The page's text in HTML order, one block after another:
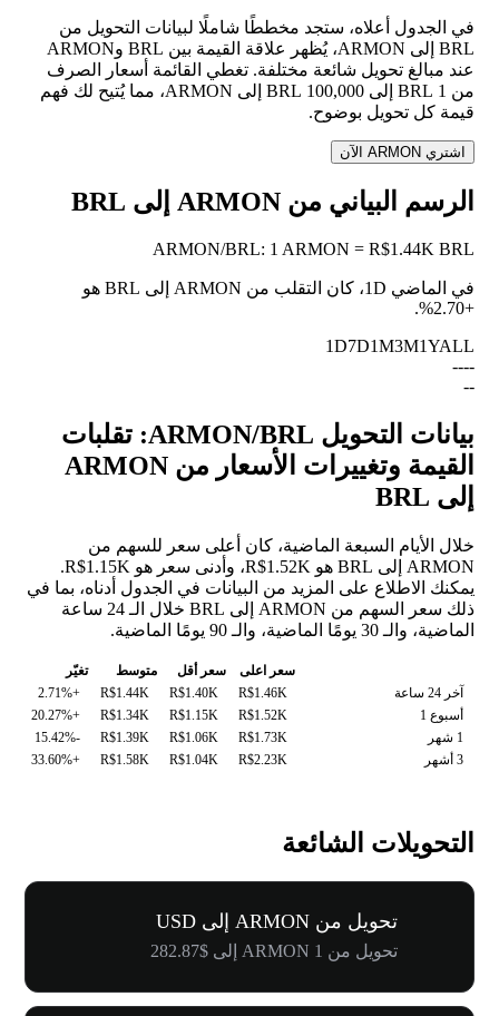
في الجدول أعلاه، ستجد مخططًا شاملًا لبيانات التحويل من
BRL إلى ARMON، يُظهر علاقة القيمة بين BRL وARMON
عند مبالغ تحويل شائعة مختلفة. تغطي القائمة أسعار الصرف
من 1 BRL إلى 100,000 BRL إلى ARMON، مما يُتيح لك فهم
قيمة كل تحويل بوضوح.
اشتري ARMON الآن
الرسم البياني من ARMON إلى BRL
ARMON/BRL: 1 ARMON = R$1.44K BRL
في الماضي 1D، كان التقلب من ARMON إلى BRL هو
+2.70%
.
1D7D1M3M1YALL
--
--
--
بيانات التحويل ARMON/BRL: تقلبات
القيمة وتغييرات الأسعار من ARMON
إلى BRL
خلال الأيام السبعة الماضية، كان أعلى سعر للسهم من
ARMON إلى BRL هو R$1.52K، وأدنى سعر هو R$1.15K.
يمكنك الاطلاع على المزيد من البيانات في الجدول أدناه، بما في
ذلك سعر السهم من ARMON إلى BRL خلال الـ 24 ساعة
الماضية، والـ 30 يومًا الماضية، والـ 90 يومًا الماضية.
سعر اعلى سعر أقل متوسط
تغيّر
آخر 24 ساعة
R$1.46K
R$1.40K
R$1.44K
+2.71%
أسبوع 1
R$1.52K
R$1.15K
R$1.34K
+20.27%
1 شهر
R$1.73K
R$1.06K
R$1.39K
-15.42%
3 أشهر
R$2.23K
R$1.04K
R$1.58K
+33.60%
التحويلات الشائعة
تحويل من ARMON إلى USD
تحويل من 1 ARMON إلى $282.87